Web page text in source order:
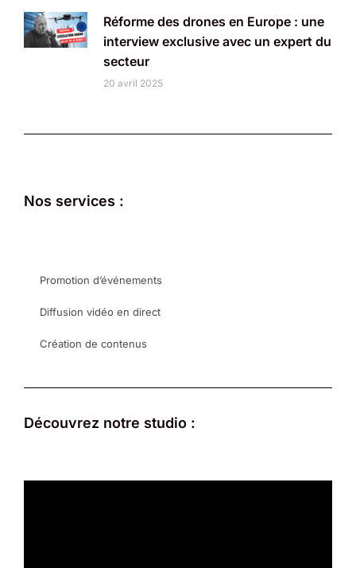
Réforme des drones en Europe : une
interview exclusive avec un expert du
secteur
20 avril 2025
Nos services :
Promotion d’événements
Diffusion vidéo en direct
Création de contenus
Découvrez notre studio :